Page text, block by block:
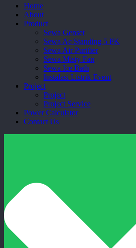
Close
Menu
Home
About
Product
Sewa Genset
Sewa Ac Standing 5 PK
Sewa Air Purifier
Sewa Misty Fan
Sewa Ice Bath
Instalasi Listrik Event
Project
Project
Project Service
Power Calculator
Contact Us